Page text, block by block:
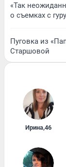
«Так
о съемках с
Пуговка из
Старшовой
Ирина,46